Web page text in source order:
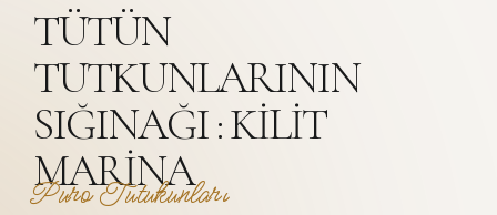
TÜTÜN
TUTKUNLARININ
SIĞINAĞI : KILIT
MARINA
Puro Tutukunları